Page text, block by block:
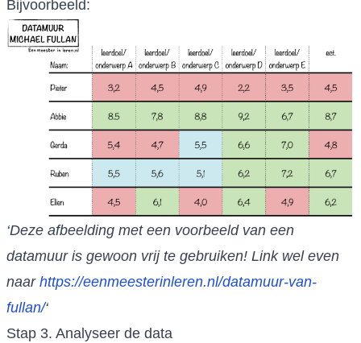
Bijvoorbeeld:
‘Deze afbeelding met een voorbeeld van een
datamuur is gewoon vrij te gebruiken! Link wel even
naar https://eenmeesterinleren.nl/datamuur-van-
fullan/‘
Stap 3. Analyseer de data